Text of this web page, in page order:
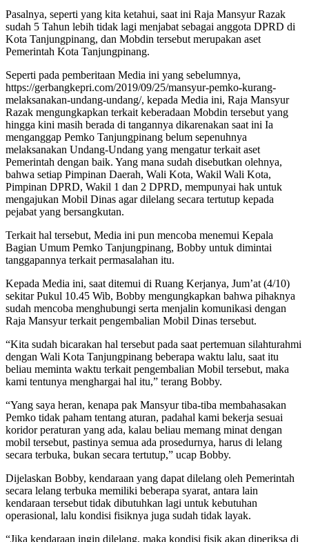
Pasalnya, seperti yang kita ketahui, saat ini Raja Mansyur Razak
sudah 5 Tahun lebih tidak lagi menjabat sebagai anggota DPRD di
Kota Tanjungpinang, dan Mobdin tersebut merupakan aset
Pemerintah Kota Tanjungpinang.
Seperti pada pemberitaan Media ini yang sebelumnya,
https://gerbangkepri.com/2019/09/25/mansyur-pemko-kurang-
melaksanakan-undang-undang/, kepada Media ini, Raja Mansyur
Razak mengungkapkan terkait keberadaan Mobdin tersebut yang
hingga kini masih berada di tangannya dikarenakan saat ini Ia
menganggap Pemko Tanjungpinang belum sepenuhnya
melaksanakan Undang-Undang yang mengatur terkait aset
Pemerintah dengan baik. Yang mana sudah disebutkan olehnya,
bahwa setiap Pimpinan Daerah, Wali Kota, Wakil Wali Kota,
Pimpinan DPRD, Wakil 1 dan 2 DPRD, mempunyai hak untuk
mengajukan Mobil Dinas agar dilelang secara tertutup kepada
pejabat yang bersangkutan.
Terkait hal tersebut, Media ini pun mencoba menemui Kepala
Bagian Umum Pemko Tanjungpinang, Bobby untuk dimintai
tanggapannya terkait permasalahan itu.
Kepada Media ini, saat ditemui di Ruang Kerjanya, Jum’at (4/10)
sekitar Pukul 10.45 Wib, Bobby mengungkapkan bahwa pihaknya
sudah mencoba menghubungi serta menjalin komunikasi dengan
Raja Mansyur terkait pengembalian Mobil Dinas tersebut.
“Kita sudah bicarakan hal tersebut pada saat pertemuan silahturahmi
dengan Wali Kota Tanjungpinang beberapa waktu lalu, saat itu
beliau meminta waktu terkait pengembalian Mobil tersebut, maka
kami tentunya menghargai hal itu,” terang Bobby.
“Yang saya heran, kenapa pak Mansyur tiba-tiba membahasakan
Pemko tidak paham tentang aturan, padahal kami bekerja sesuai
koridor peraturan yang ada, kalau beliau memang minat dengan
mobil tersebut, pastinya semua ada prosedurnya, harus di lelang
secara terbuka, bukan secara tertutup,” ucap Bobby.
Dijelaskan Bobby, kendaraan yang dapat dilelang oleh Pemerintah
secara lelang terbuka memiliki beberapa syarat, antara lain
kendaraan tersebut tidak dibutuhkan lagi untuk kebutuhan
operasional, lalu kondisi fisiknya juga sudah tidak layak.
“Jika kendaraan ingin dilelang, maka kondisi fisik akan diperiksa di